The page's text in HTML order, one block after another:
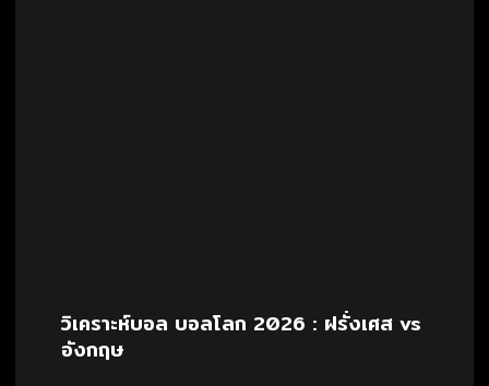
วิเคราะห์บอล บอลโลก 2026 : ฝรั่งเศส vs
อังกฤษ